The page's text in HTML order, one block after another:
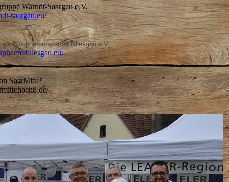
Warndt-Saargau e.V.
saargau.eu/
Biosphärenreservat Bliesgau e.V.
bliesgau.eu/
SaarMitte⁸